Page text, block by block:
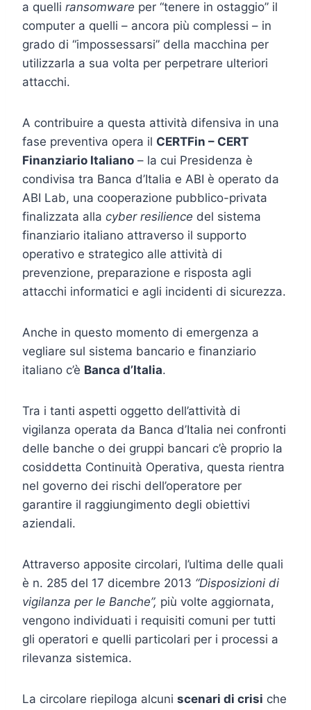
a quelli ransomware per “tenere in ostaggio” il
computer a quelli – ancora più complessi – in
grado di “impossessarsi” della macchina per
utilizzarla a sua volta per perpetrare ulteriori
attacchi.
A contribuire a questa attività difensiva in una
fase preventiva opera il CERTFin – CERT
Finanziario Italiano – la cui Presidenza è
condivisa tra Banca d’Italia e ABI è operato da
ABI Lab, una cooperazione pubblico-privata
finalizzata alla cyber resilience del sistema
finanziario italiano attraverso il supporto
operativo e strategico alle attività di
prevenzione, preparazione e risposta agli
attacchi informatici e agli incidenti di sicurezza.
Anche in questo momento di emergenza a
vegliare sul sistema bancario e finanziario
italiano c’è Banca d’Italia.
Tra i tanti aspetti oggetto dell’attività di
vigilanza operata da Banca d’Italia nei confronti
delle banche o dei gruppi bancari c’è proprio la
cosiddetta Continuità Operativa, questa rientra
nel governo dei rischi dell’operatore per
garantire il raggiungimento degli obiettivi
aziendali.
Attraverso apposite circolari, l’ultima delle quali
è n. 285 del 17 dicembre 2013 “Disposizioni di
vigilanza per le Banche”, più volte aggiornata,
vengono individuati i requisiti comuni per tutti
gli operatori e quelli particolari per i processi a
rilevanza sistemica.
La circolare riepiloga alcuni scenari di crisi che